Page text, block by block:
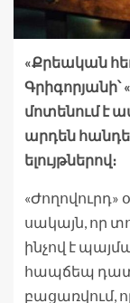
«Քրեական
մոտենում է
արդեն
ելույթներով։
«Ժողովուրդ»
սակայն, որ
ինչով է
հապճեպ
բացառվում,